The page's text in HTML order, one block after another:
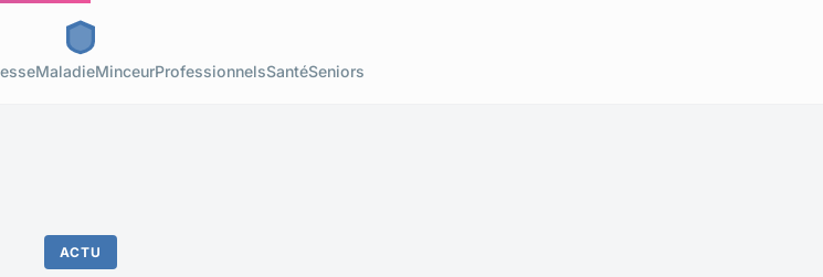
MaladieMinceurProfessionnelsSantéSeniors
ACTU